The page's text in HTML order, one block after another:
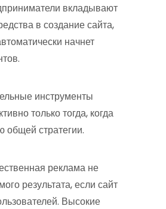
вкладывают
в создание сайта,
начнет
инструменты
только тогда, когда
общей стратегии.
реклама не
результата, если сайт
Высокие